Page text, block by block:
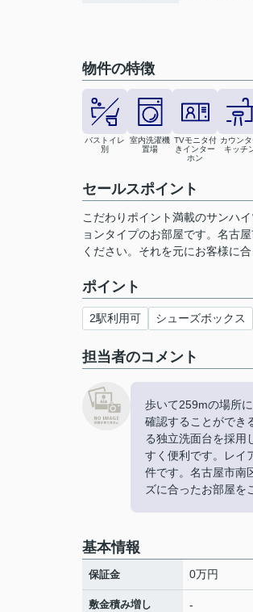
物件の特徴
バストイレ
別
室内洗濯機
置場
TVモニタ付
きインター
ホン
カウンタ
キッチ
セールスポイント
こだわりポイント満載のサンハ
ョンタイプのお部屋です。名古
ください。それを元にお客様に
ポイント
2駅利用可 シューズボックス
担当者のコメント
歩いて259mの場所
確認することができ
る独立洗面台を採用
すく便利です。レイ
件です。名古屋市南
ズに合ったお部屋を
基本情報
保証金 0万円
敷金積み増し -